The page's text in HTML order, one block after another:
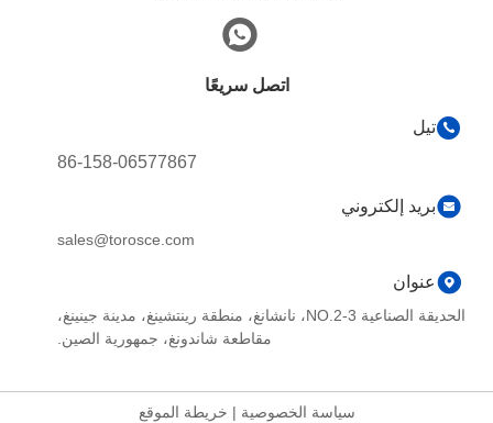
اتصل سريعًا
تيل
86-158-06577867
بريد إلكتروني
sales@torosce.com
عنوان
الحديقة الصناعية NO.2-3، نانشانغ، منطقة رينتشينغ، مدينة جينينغ،
مقاطعة شاندونغ، جمهورية الصين.
سياسة الخصوصية|خريطة الموقع